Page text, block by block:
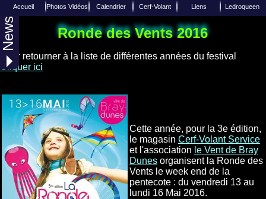
Accueil
Accueil
Photos Vidéos
Reportages
Photos Aériennes
Web TV
Calendrier
Calendrier 2027
Calendrier 2025
Cerf-Volant
Photo aérienne
Equipes / Club
Liens
Liens de Cerfs-Volants
Ledroqueen
Insèrer un Lien
Facebook
Over-Blog
News Ronde des Vents 2016
Pour retourner à la liste de différentes années du festival
Cliquer ici
Cette année, pour la 3e édition,
le magasin Cerf-Volant Service
et l'association le Vent de Bray
Dunesorganisent la Ronde des
Vents le week end de la
pentecote : du vendredi 13 au
lundi 16 Mai 2016.